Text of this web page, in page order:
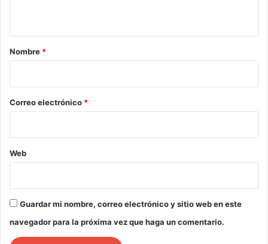
r
*
Nombre *
Correo electrónico *
Web
Guardar mi nombre, correo electrónico y sitio web en este
navegador para la próxima vez que haga un comentario.